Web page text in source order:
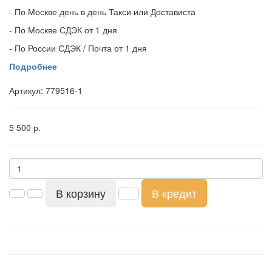
- По Москве день в день Такси или Достависта
- По Москве СДЭК от 1 дня
- По России СДЭК / Почта от 1 дня
Подробнее
Артикул: 779516-1
5 500 р.
В корзину В кредит